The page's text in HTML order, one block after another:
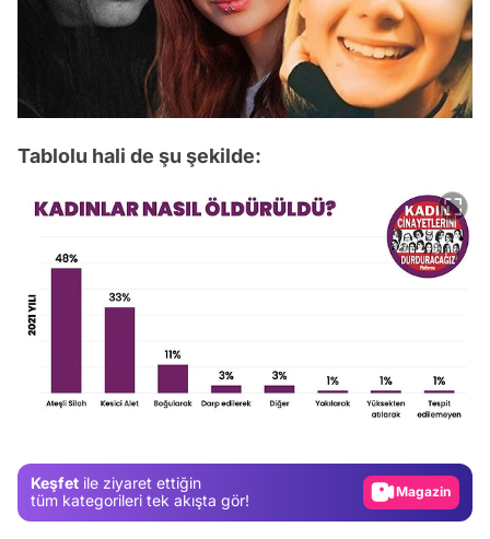
Tablolu hali de şu şekilde:
Keşfet ile ziyaret ettiğin
tüm kategorileri tek akışta gör!
Test
Magazin
Video